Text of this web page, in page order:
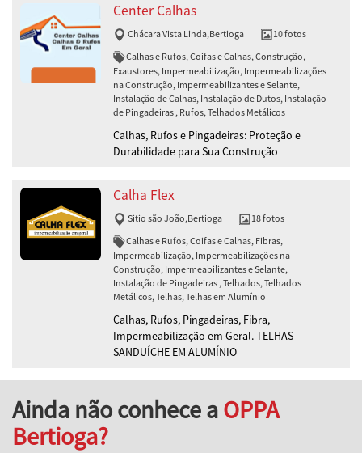
Center Calhas
Chácara Vista Linda,Bertioga
10 fotos
Calhas e Rufos, Coifas e Calhas, Construção,
Exaustores, Impermeabilização, Impermeabilizações
na Construção, Impermeabilizantes e Selante,
Instalação de Calhas, Instalação de Dutos, Instalação
de Pingadeiras , Rufos, Telhados Metálicos
Calhas, Rufos e Pingadeiras: Proteção e
Durabilidade para Sua Construção
Calha Flex
Sitio são João,Bertioga
18 fotos
Calhas e Rufos, Coifas e Calhas, Fibras,
Impermeabilização, Impermeabilizações na
Construção, Impermeabilizantes e Selante,
Instalação de Pingadeiras , Telhados, Telhados
Metálicos, Telhas, Telhas em Alumínio
Calhas, Rufos, Pingadeiras, Fibra,
Impermeabilização em Geral. TELHAS
SANDUÍCHE EM ALUMÍNIO
Ainda não conhece aOPPA
Bertioga?